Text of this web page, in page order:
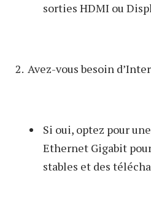
sorties HDMI ou
Avez-vous besoin
Si oui, optez pour
Ethernet Gigabit
stables et des